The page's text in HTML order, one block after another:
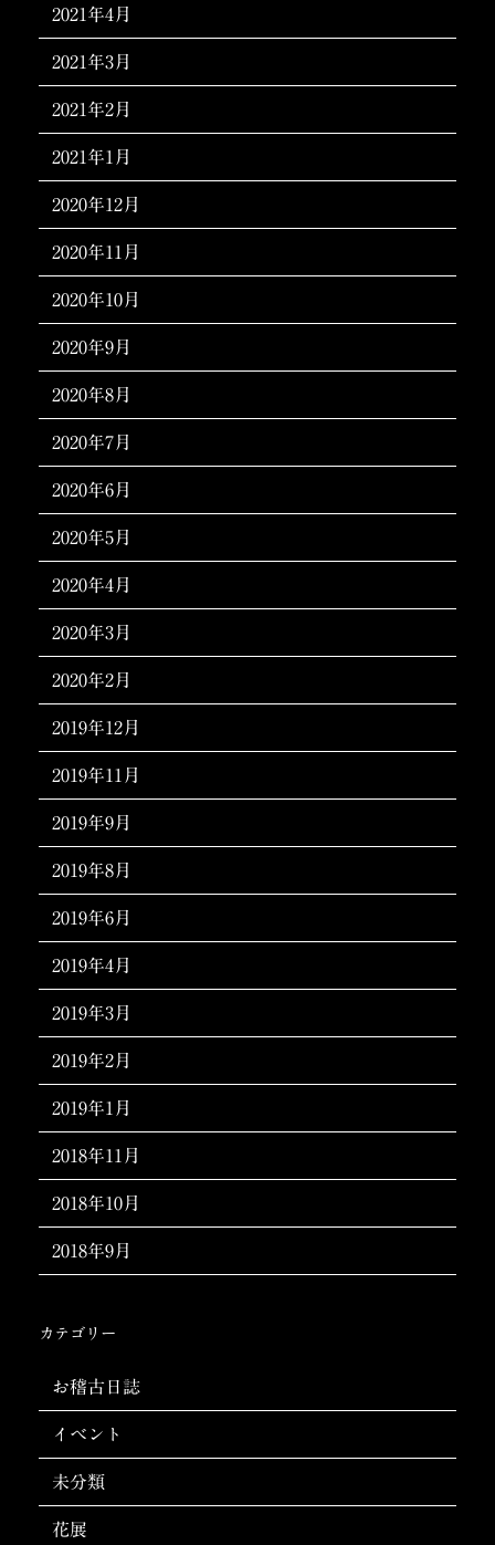
2021年4月
2021年3月
2021年2月
2021年1月
2020年12月
2020年11月
2020年10月
2020年9月
2020年8月
2020年7月
2020年6月
2020年5月
2020年4月
2020年3月
2020年2月
2019年12月
2019年11月
2019年9月
2019年8月
2019年6月
2019年4月
2019年3月
2019年2月
2019年1月
2018年11月
2018年10月
2018年9月
カテゴリー
お稽古日誌
イベント
未分類
花展